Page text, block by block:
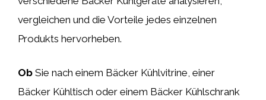
vergleichen und die Vorteile jedes einzelnen
Produkts hervorheben.
Ob Sie nach einem Bäcker Kühlvitrine, einer
Bäcker Kühltisch oder einem Bäcker Kühlschrank